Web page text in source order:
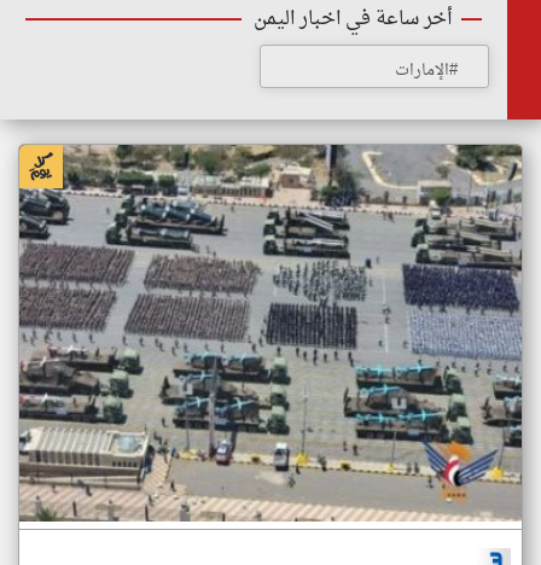
أخر ساعة في اخبار اليمن
#الإمارات